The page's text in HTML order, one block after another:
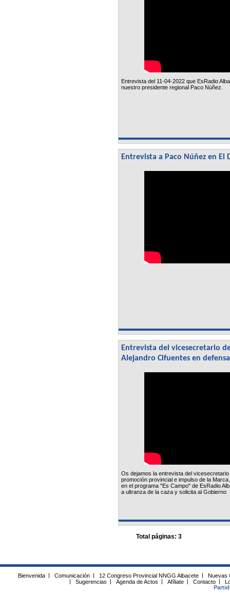
Entrevista del 11-04-2022 que EsRadio
nuestro presidente regional Paco Núñez.
Entrevista a Paco Núñez en El
Entrevista del vicesecretario
Alejandro Cifuentes en
Os dejamos la entrevista del
promoción provincial e impulso de la
en el programa "Es Campo" de EsRadio
a ultranza de la caza y solicita al Gobierno
Total páginas: 3
Bienvenida Comunicación 12 Congreso Provincial NNGG Albacete
Nuevas
Sugerencias Agenda de Actos Afíliate Contacto